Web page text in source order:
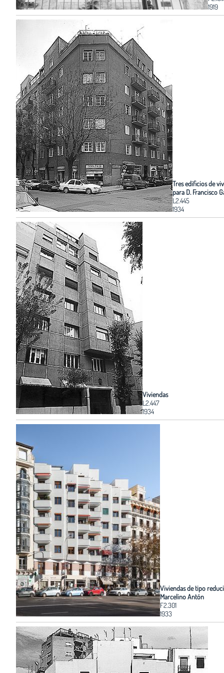
1919
Tres edificios de
para D. Francisco
L2.445
1934
Viviendas
L2.447
1934
Viviendas de tipo
Marcelino Antón
F2.301
1933